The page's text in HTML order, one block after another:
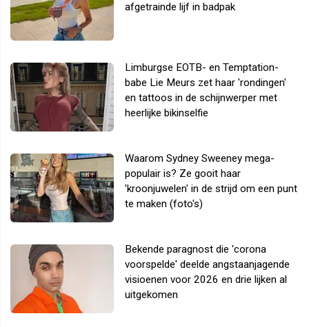
afgetrainde lijf in badpak
Limburgse EOTB- en Temptation-
babe Lie Meurs zet haar 'rondingen'
en tattoos in de schijnwerper met
heerlijke bikinselfie
Waarom Sydney Sweeney mega-
populair is? Ze gooit haar
'kroonjuwelen' in de strijd om een punt
te maken (foto's)
Bekende paragnost die 'corona
voorspelde' deelde angstaanjagende
visioenen voor 2026 en drie lijken al
uitgekomen